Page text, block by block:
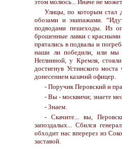
этом молюсь... Иначе не
Улицы, по которым стал
обозами и экипажами.
подводами пешеходы. Из
брошенные лавки с
прятались в подвалы и
наши ли победили, или мы
Неглинной, у Кремля,
достигнув Устинского
донесением казачий офицер.
- Поручик Перовский и
- Вы - москвичи; знаете
- Знаем.
- Скачите... вы,
запоздалых... Сбился
обходит нас вперерез из
заставой.